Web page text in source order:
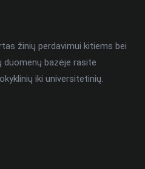
žinių perdavimui kitiems bei
duomenų bazėje rasite
iki universitetinių.